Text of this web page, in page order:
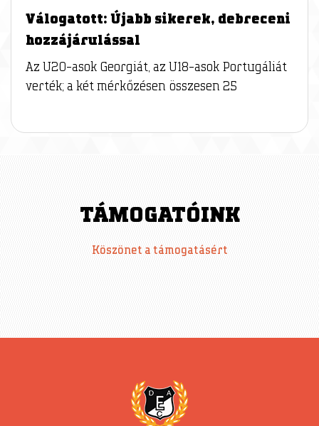
Válogatott: Újabb sikerek, debreceni
hozzájárulással
Az U20-asok Georgiát, az U18-asok Portugáliát
verték; a két mérkőzésen összesen 25
TÁMOGATÓINK
Köszönet a támogatásért